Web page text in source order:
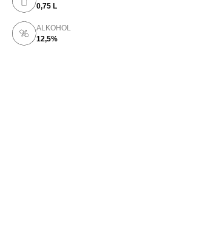
0,75 L
ALKOHOL
12,5%